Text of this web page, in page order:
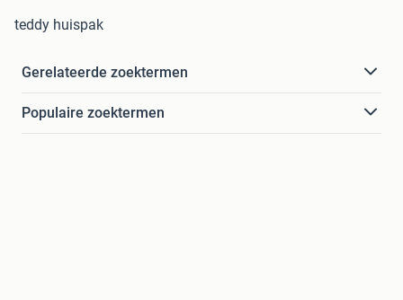
teddy huispak
Gerelateerde zoektermen
Populaire zoektermen